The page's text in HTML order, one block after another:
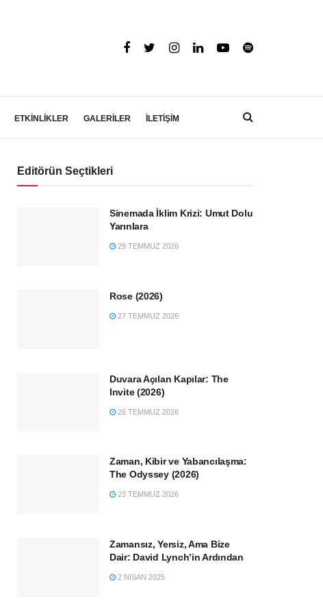
ETKİNLİKLER GALERİLER İLETİŞİM
Editörün Seçtikleri
Sinemada İklim Krizi: Umut Dolu
Yarınlara
29 TEMMUZ 2026
Rose (2026)
27 TEMMUZ 2026
Duvara Açılan Kapılar: The
Invite (2026)
26 TEMMUZ 2026
Zaman, Kibir ve Yabancılaşma:
The Odyssey (2026)
23 TEMMUZ 2026
Zamansız, Yersiz, Ama Bize
Dair: David Lynch’in Ardından
2 NISAN 2025